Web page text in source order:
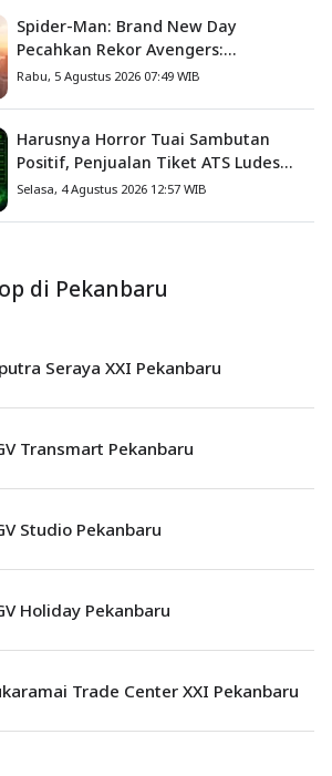
Spider-Man: Brand New Day
Pecahkan Rekor Avengers:
Endgame, Cetak Debut Box Office
Rabu, 5 Agustus 2026 07:49 WIB
Harusnya Horror Tuai Sambutan
Positif, Penjualan Tiket ATS Ludes
Terjual
Selasa, 4 Agustus 2026 12:57 WIB
di Pekanbaru
Seraya XXI Pekanbaru
Transmart Pekanbaru
Studio Pekanbaru
Holiday Pekanbaru
Trade Center XXI Pekanbaru